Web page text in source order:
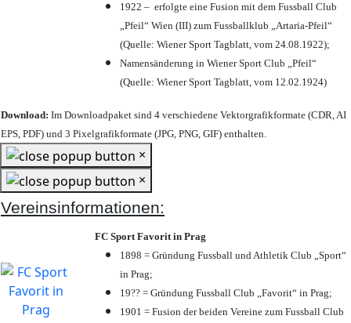
1922 – erfolgte eine Fusion mit dem Fussball Club
„Pfeil“ Wien (III) zum Fussballklub „Artaria-Pfeil“
(Quelle: Wiener Sport Tagblatt, vom 24.08.1922);
Namensänderung in Wiener Sport Club „Pfeil“
(Quelle: Wiener Sport Tagblatt, vom 12.02.1924)
Download: Im Downloadpaket sind 4 verschiedene Vektorgrafikformate (CDR, AI
EPS, PDF) und 3 Pixelgrafikformate (JPG, PNG, GIF) enthalten.
×
×
Vereinsinformationen:
FC Sport Favorit in Prag
1898 = Gründung Fussball und Athletik Club „Sport“
in Prag;
19?? = Gründung Fussball Club „Favorit“ in Prag;
1901 = Fusion der beiden Vereine zum Fussball Club